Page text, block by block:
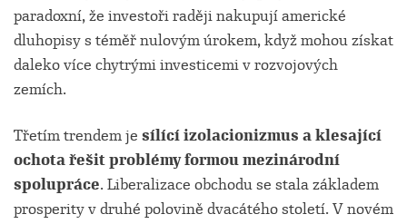
paradoxní, že investoři raději nakupují americké
dluhopisy s téměř nulovým úrokem, když mohou získat
daleko více chytrými investicemi v rozvojových
zemích.
Třetím trendem je sílící izolacionizmus a klesající
ochota řešit problémy formou mezinárodní
spolupráce. Liberalizace obchodu se stala základem
prosperity v druhé polovině dvacátého století. V novém